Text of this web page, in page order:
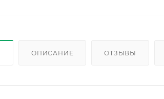
ОПИСАНИЕ ОТЗЫВЫ